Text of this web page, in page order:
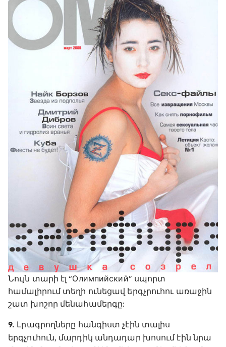
Նույն տարի էլ “Олимпийский” սպորտ
համալիրում տեղի ունեցավ երգչրուհու առաջին
շատ խոշոր մենահամերգը:
9. Լրագրողները հանգիստ չէին տալիս
երգչուհուն, մարդիկ անդադար խոսում էին նրա